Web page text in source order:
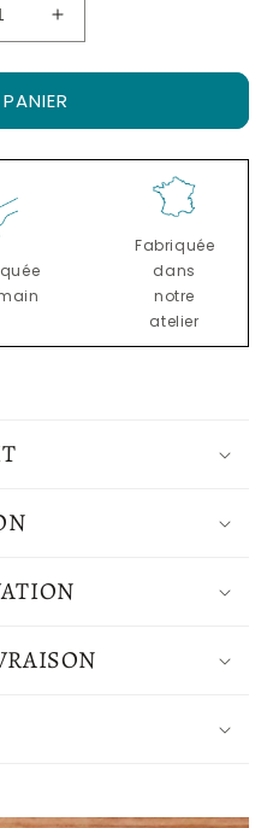
Augmenter
la
quantité
de
Carpaccio
PérigordFabriquée
dans
notre
atelier